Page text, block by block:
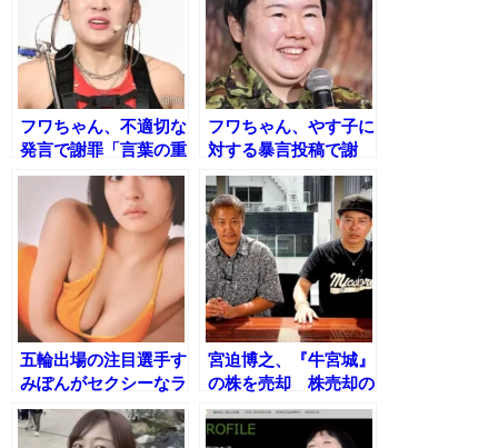
フワちゃん、不適切な
発言で謝罪「言葉の重
要性を痛感しました」
フワちゃん、やす子に
対する暴言投稿で謝
罪 驚きと怒りの声が
相次ぐ
五輪出場の注目選手す
みぽんがセクシーなラ
ンジェリー姿を披露！
宮迫博之、『牛宮城』
の株を売却 株売却の
裏側